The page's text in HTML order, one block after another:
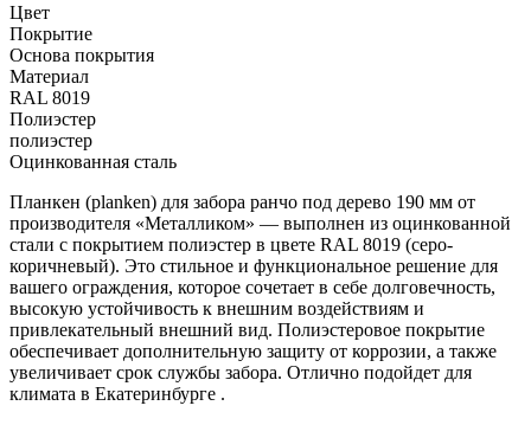
Цвет
Покрытие
Основа покрытия
Материал
RAL 8019
Полиэстер
полиэстер
Оцинкованная сталь
Планкен (planken) для забора ранчо под дерево 190 мм от
производителя «Металликом» — выполнен из оцинкованной
стали с покрытием полиэстер в цвете RAL 8019 (серо-
коричневый). Это стильное и функциональное решение для
вашего ограждения, которое сочетает в себе долговечность,
высокую устойчивость к внешним воздействиям и
привлекательный внешний вид. Полиэстеровое покрытие
обеспечивает дополнительную защиту от коррозии, а также
увеличивает срок службы забора. Отлично подойдет для
климата в Екатеринбурге .